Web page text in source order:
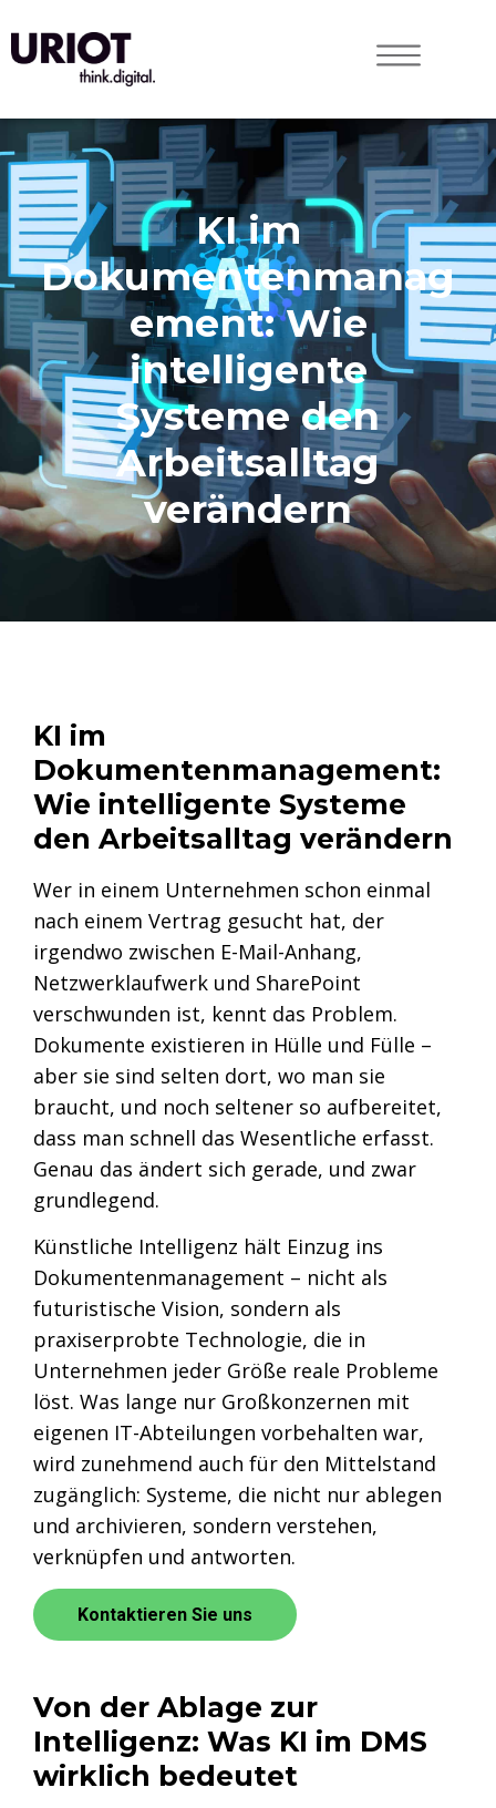
KI im
Dokumentenmanag
ement: Wie
intelligente
Systeme den
Arbeitsalltag
verändern
KI im
Dokumentenmanagement:
Wie intelligente Systeme
den Arbeitsalltag verändern
Wer in einem Unternehmen schon einmal
nach einem Vertrag gesucht hat, der
irgendwo zwischen E-Mail-Anhang,
Netzwerklaufwerk und SharePoint
verschwunden ist, kennt das Problem.
Dokumente existieren in Hülle und Fülle –
aber sie sind selten dort, wo man sie
braucht, und noch seltener so aufbereitet,
dass man schnell das Wesentliche erfasst.
Genau das ändert sich gerade, und zwar
grundlegend.
Künstliche Intelligenz hält Einzug ins
Dokumentenmanagement – nicht als
futuristische Vision, sondern als
praxiserprobte Technologie, die in
Unternehmen jeder Größe reale Probleme
löst. Was lange nur Großkonzernen mit
eigenen IT-Abteilungen vorbehalten war,
wird zunehmend auch für den Mittelstand
zugänglich: Systeme, die nicht nur ablegen
und archivieren, sondern verstehen,
verknüpfen und antworten.
Kontaktieren Sie uns
Von der Ablage zur
Intelligenz: Was KI im DMS
wirklich bedeutet